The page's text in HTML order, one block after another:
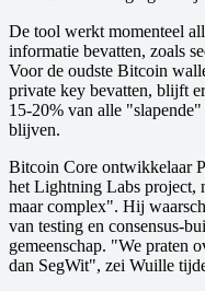
De tool werkt momenteel
informatie bevatten, zoals
Voor de oudste Bitcoin
private key bevatten, blijft
15-20% van alle
blijven.
Bitcoin Core ontwikkelaar
het Lightning Labs project,
maar complex". Hij
van testing en consensus-
gemeenschap. "We praten
dan SegWit", zei Wuille